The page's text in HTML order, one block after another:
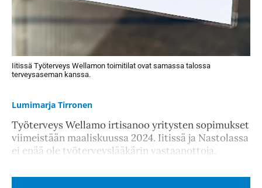
Iitissä Työterveys Wellamon toimitilat ovat samassa talossa
terveysaseman kanssa.
Lumimarja Tirronen
Työterveys Wellamo irtisanoo yritysten sopimukset
viimeistään maaliskuussa 2024. Iitissä ja Nastolassa
ei enää ole työterveyslääkärin vastaanottoja.